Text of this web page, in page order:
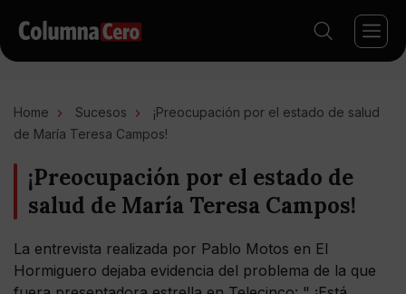
Home Sucesos
¡Preocupación por el estado de salud
de María Teresa Campos!
¡Preocupación por el estado de
salud de María Teresa Campos!
La entrevista realizada por Pablo Motos en El
Hormiguero dejaba evidencia del problema de la que